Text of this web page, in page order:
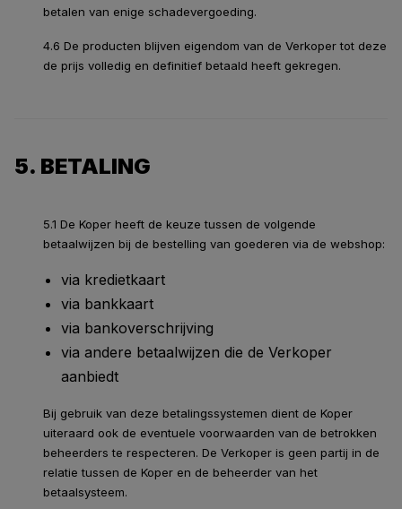
betalen van enige schadevergoeding.
4.6 De producten blijven eigendom van de Verkoper tot deze
de prijs volledig en definitief betaald heeft gekregen.
5. BETALING
5.1 De Koper heeft de keuze tussen de volgende
betaalwijzen bij de bestelling van goederen via de webshop:
via kredietkaart
via bankkaart
via bankoverschrijving
via andere betaalwijzen die de Verkoper
aanbiedt
Bij gebruik van deze betalingssystemen dient de Koper
uiteraard ook de eventuele voorwaarden van de betrokken
beheerders te respecteren. De Verkoper is geen partij in de
relatie tussen de Koper en de beheerder van het
betaalsysteem.